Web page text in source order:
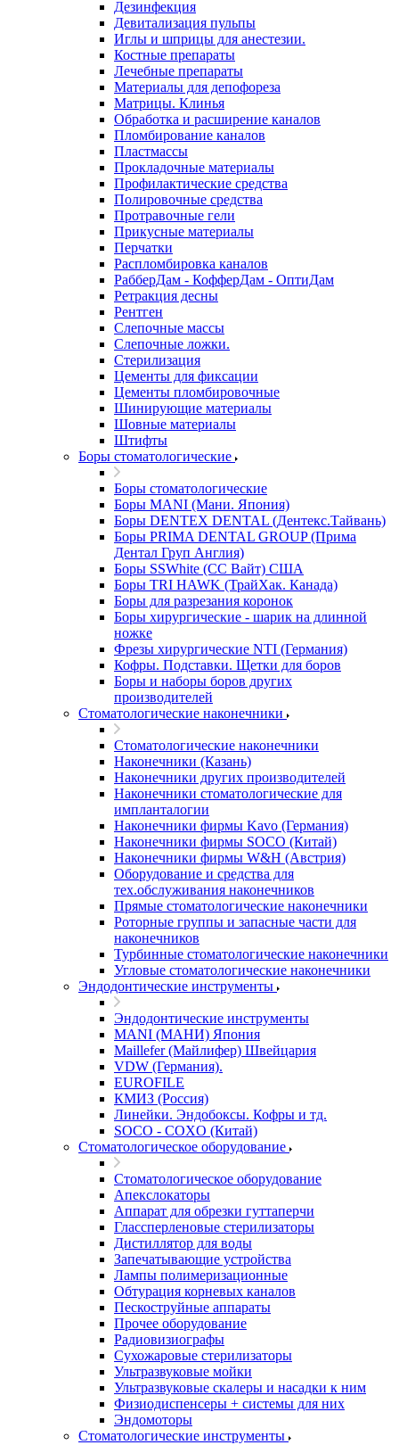
Дезинфекция
Девитализация пульпы
Иглы и шприцы для анестезии.
Костные препараты
Лечебные препараты
Материалы для депофореза
Матрицы. Клинья
Обработка и расширение каналов
Пломбирование каналов
Пластмассы
Прокладочные материалы
Профилактические средства
Полировочные средства
Протравочные гели
Прикусные материалы
Перчатки
Распломбировка каналов
РабберДам - КофферДам - ОптиДам
Ретракция десны
Рентген
Слепочные массы
Слепочные ложки.
Стерилизация
Цементы для фиксации
Цементы пломбировочные
Шинирующие материалы
Шовные материалы
Штифты
Боры стоматологические
Боры стоматологические
Боры MANI (Мани. Япония)
Боры DENTEX DENTAL (Дентекс.Тайвань)
Боры PRIMA DENTAL GROUP (Прима
Дентал Груп Англия)
Боры SSWhite (СС Вайт) США
Боры TRI HAWK (ТрайХак. Канада)
Боры для разрезания коронок
Боры хирургические - шарик на длинной
ножке
Фрезы хирургические NTI (Германия)
Кофры. Подставки. Щетки для боров
Боры и наборы боров других
производителей
Стоматологические наконечники
Стоматологические наконечники
Наконечники (Казань)
Наконечники других производителей
Наконечники стоматологические для
импланталогии
Наконечники фирмы Kavo (Германия)
Наконечники фирмы SOCO (Китай)
Наконечники фирмы W&H (Австрия)
Оборудование и средства для
тех.обслуживания наконечников
Прямые стоматологические наконечники
Роторные группы и запасные части для
наконечников
Турбинные стоматологические наконечники
Угловые стоматологические наконечники
Эндодонтические инструменты
Эндодонтические инструменты
MANI (МАНИ) Япония
Maillefer (Майлифер) Швейцария
VDW (Германия).
EUROFILE
КМИЗ (Россия)
Линейки. Эндобоксы. Кофры и тд.
SOCO - COXO (Китай)
Стоматологическое оборудование
Стоматологическое оборудование
Апекслокаторы
Аппарат для обрезки гуттаперчи
Глассперленовые стерилизаторы
Дистиллятор для воды
Запечатывающие устройства
Лампы полимеризационные
Обтурация корневых каналов
Пескоструйные аппараты
Прочее оборудование
Радиовизиографы
Сухожаровые стерилизаторы
Ультразвуковые мойки
Ультразвуковые скалеры и насадки к ним
Физиодиспенсеры + системы для них
Эндомоторы
Стоматологические инструменты